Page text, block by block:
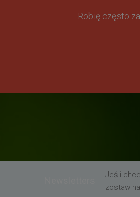
Robię często
Jeśli
zostaw